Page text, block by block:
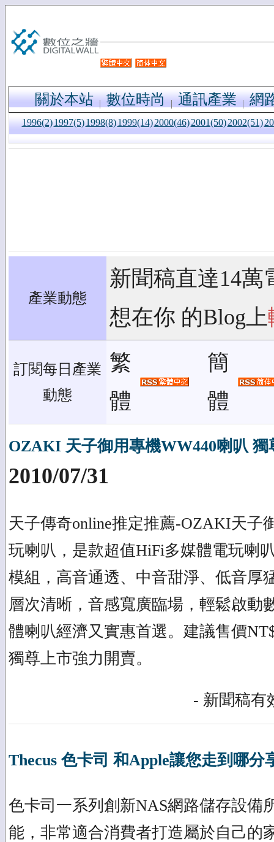
關於本站 數位時尚 通訊產業 網
1996(2)1997(5)1998(8)1999(14)2000(46)2001(50)2002(51)
產業動態
新聞稿直達14萬
想在你 的Blog上
訂閱每日產業
動態
繁
體
簡
體
OZAKI 天子御用專機WW440喇叭 獨
2010/07/31
天子傳奇online推定推薦-OZAKI天子
玩喇叭，是款超值HiFi多媒體電玩喇
模組，高音通透、中音甜淨、低音厚
層次清晰，音感寬廣臨場，輕鬆啟動
體喇叭經濟又實惠首選。建議售價
獨尊上市強力開賣。
- 新聞稿有
Thecus 色卡司 和Apple讓您走到哪分
色卡司一系列創新NAS網路儲存設備
能，非常適合消費者打造屬於自己的